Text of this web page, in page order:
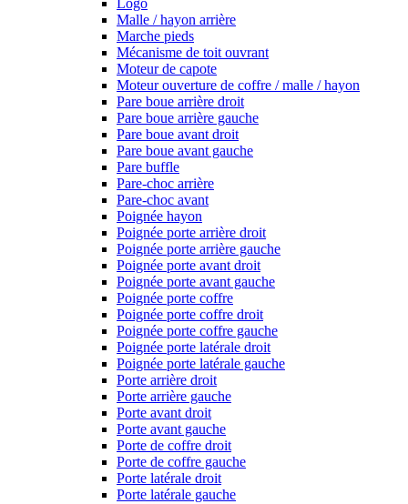
Logo
Malle / hayon arrière
Marche pieds
Mécanisme de toit ouvrant
Moteur de capote
Moteur ouverture de coffre / malle / hayon
Pare boue arrière droit
Pare boue arrière gauche
Pare boue avant droit
Pare boue avant gauche
Pare buffle
Pare-choc arrière
Pare-choc avant
Poignée hayon
Poignée porte arrière droit
Poignée porte arrière gauche
Poignée porte avant droit
Poignée porte avant gauche
Poignée porte coffre
Poignée porte coffre droit
Poignée porte coffre gauche
Poignée porte latérale droit
Poignée porte latérale gauche
Porte arrière droit
Porte arrière gauche
Porte avant droit
Porte avant gauche
Porte de coffre droit
Porte de coffre gauche
Porte latérale droit
Porte latérale gauche